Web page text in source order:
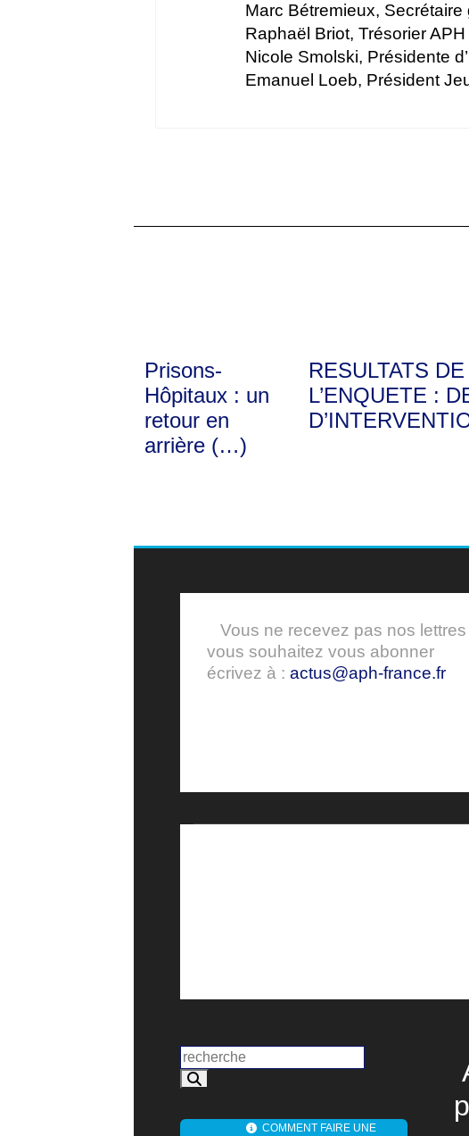
Marc Bétremieux, Secrétaire
Raphaël Briot, Trésorier APH
Nicole Smolski, Présidente
Emanuel Loeb, Président
Prisons-
Hôpitaux : un
retour en
arrière (…)
RESULTATS DE
L’ENQUETE :
Vous ne recevez pas nos
vous souhaitez vous abonner
écrivez à : actus@aph-france.fr
COMMENT FAIRE UNE